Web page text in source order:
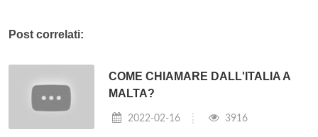
Post correlati:
COME CHIAMARE DALL'ITALIA A
MALTA?
2022-02-16 3916